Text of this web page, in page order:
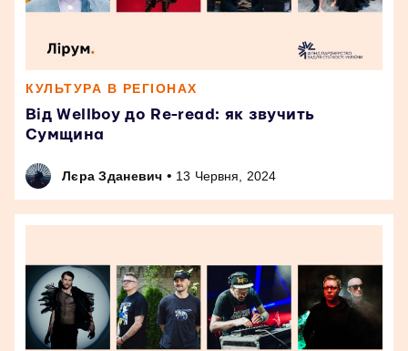
КУЛЬТУРА В РЕГІОНАХ
Від Wellboy до Re-read: як звучить
Сумщина
Лєра Зданевич • 13 Червня, 2024